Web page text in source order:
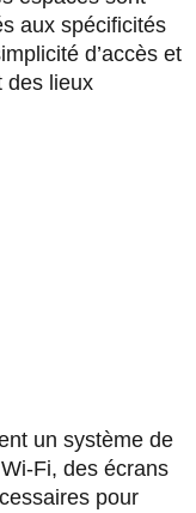
aux spécificités
d’accès et
des lieux
un système de
Fi, des écrans
pour